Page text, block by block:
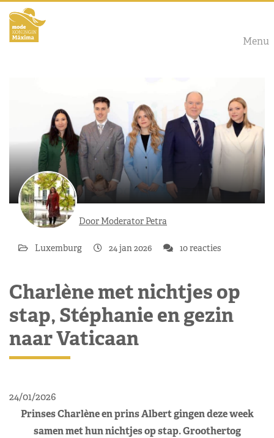
Menu
Door Moderator Petra
Luxemburg 24 jan 2026 10 reacties
Charlène met nichtjes op
stap, Stéphanie en gezin
naar Vaticaan
24/01/2026
Prinses Charlène en prins Albert gingen deze week
samen met hun nichtjes op stap. Groothertog